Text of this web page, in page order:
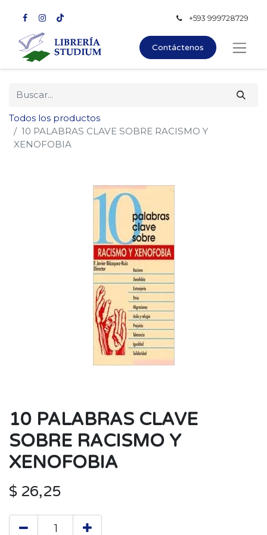
+593 999728729
Contáctenos
Todos los productos
10 PALABRAS CLAVE SOBRE RACISMO Y
XENOFOBIA
10 PALABRAS CLAVE
SOBRE RACISMO Y
XENOFOBIA
$ 26,25